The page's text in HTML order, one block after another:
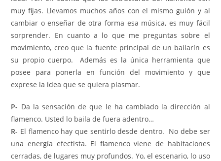
muy fijas. Llevamos muchos años con el mismo guión y al
cambiar o enseñar de otra forma esa música, es muy fácil
sorprender. En cuanto a lo que me preguntas sobre el
movimiento, creo que la fuente principal de un bailarín es
su propio cuerpo. Además es la única herramienta que
posee para ponerla en función del movimiento y que
exprese la idea que se quiera plasmar.
P- Da la sensación de que le ha cambiado la dirección al
ﬂamenco. Usted lo baila de fuera adentro…
R- El flamenco hay que sentirlo desde dentro. No debe ser
una energía efectista. El flamenco viene de habitaciones
cerradas, de lugares muy profundos. Yo, el escenario, lo uso